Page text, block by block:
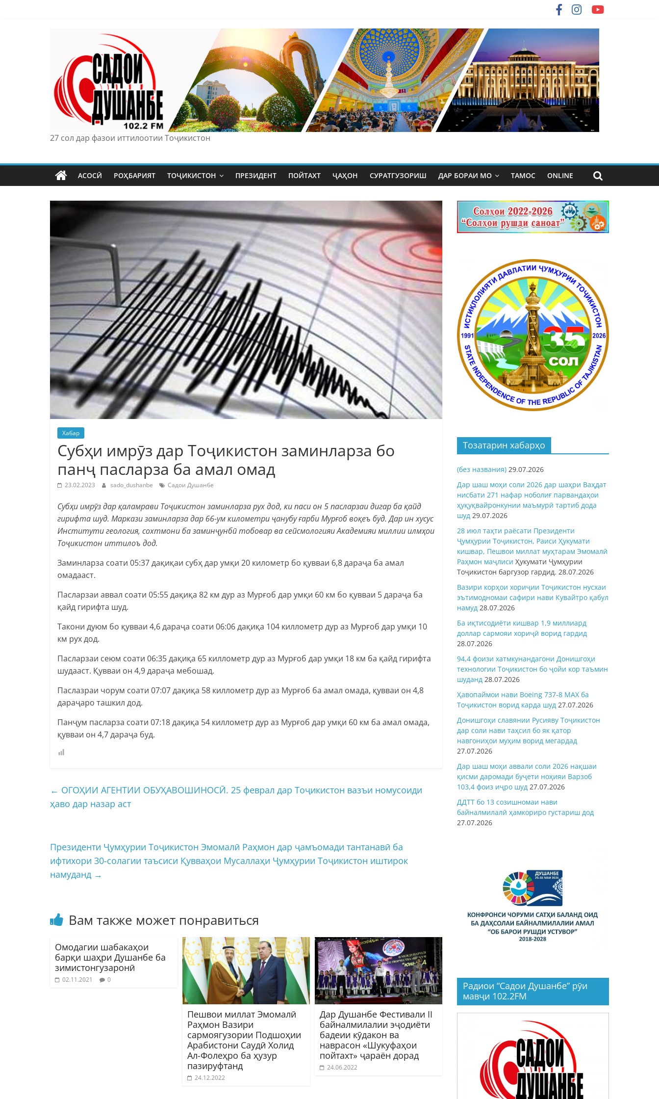
27 сол дар фазои иттилоотии Тоҷикистон
АСОСӢ РОҲБАРИЯТ ТОҶИКИСТОН ПРЕЗИДЕНТ ПОЙТАХТ ҶАҲОН СУРАТГУЗОРИШ ДАР БОРАИ МО ТАМОС ONLINE
Хабар
Субҳи имрӯз дар Тоҷикистон заминларза бо
панҷ пасларза ба амал омад
23.02.2023 sado_dushanbe Садои Душанбе
Субҳи имрӯз дар қаламрави Тоҷикистон заминларза рух дод, ки паси он 5 пасларзаи дигар ба қайд
гирифта шуд. Маркази заминларза дар 66-ум километри ҷанубу ғарби Мурғоб воқеъ буд. Дар ин хусус
Институти геология, сохтмони ба заминҷунбӣ тобовар ва сейсмологияи Академияи миллии илмҳои
Тоҷикистон иттилоъ дод.
Заминларза соати 05:37 дақиқаи субҳ дар умқи 20 километр бо қувваи 6,8 дараҷа ба амал
омадааст.
Пасларзаи аввал соати 05:55 дақиқа 82 км дур аз Мурғоб дар умқи 60 км бо қувваи 5 дараҷа ба
қайд гирифта шуд.
Такони дуюм бо қувваи 4,6 дараҷа соати 06:06 дақиқа 104 киллометр дур аз Мурғоб дар умқи 10
км рух дод.
Пасларзаи сеюм соати 06:35 дақиқа 65 киллометр дур аз Мурғоб дар умқи 18 км ба қайд гирифта
шудааст. Қувваи он 4,9 дараҷа мебошад.
Паслазраи чорум соати 07:07 дақиқа 58 киллометр дур аз Мурғоб ба амал омада, қувваи он 4,8
дараҷаро ташкил дод.
Панҷум пасларза соати 07:18 дақиқа 54 киллометр дур аз Мурғоб дар умқи 60 км ба амал омада,
қувваи он 4,7 дараҷа буд.
← ОГОҲИИ АГЕНТИИ ОБУҲАВОШИНОСӢ. 25 феврал дар Тоҷикистон вазъи номусоиди
ҳаво дар назар аст
Президенти Ҷумҳурии Тоҷикистон Эмомалӣ Раҳмон дар ҷамъомади тантанавӣ ба
ифтихори 30-солагии таъсиси Қувваҳои Мусаллаҳи Ҷумҳурии Тоҷикистон иштирок
намуданд →
Вам также может понравиться
Омодагии шабакаҳои
барқи шаҳри Душанбе ба
зимистонгузаронӣ
02.11.2021 0
Пешвои миллат Эмомалӣ
Раҳмон Вазири
сармоягузории Подшоҳии
Арабистони Саудӣ Холид
Ал-Фолеҳро ба ҳузур
пазируфтанд
24.12.2022
Дар Душанбе Фестивали II
байналмилалии эҷодиёти
бадеии кӯдакон ва
наврасон «Шукуфаҳои
пойтахт» ҷараён дорад
24.06.2022
Тозатарин хабарҳо
(без названия) 29.07.2026
Дар шаш моҳи соли 2026 дар шаҳри Ваҳдат
нисбати 271 нафар ноболиғ парвандаҳои
ҳуқуқвайронкунии маъмурӣ тартиб дода
шуд 29.07.2026
28 июл таҳти раёсати Президенти
Ҷумҳурии Тоҷикистон, Раиси Ҳукумати
кишвар, Пешвои миллат муҳтарам Эмомалӣ
Раҳмон маҷлиси Ҳукумати Ҷумҳурии
Тоҷикистон баргузор гардид. 28.07.2026
Вазири корҳои хориҷии Тоҷикистон нусхаи
эътимодномаи сафири нави Кувайтро қабул
намуд 28.07.2026
Ба иқтисодиёти кишвар 1,9 миллиард
доллар сармояи хориҷӣ ворид гардид
28.07.2026
94,4 фоизи хатмкунандагони Донишгоҳи
технологии Тоҷикистон бо ҷойи кор таъмин
шуданд 28.07.2026
Ҳавопаймои нави Boeing 737-8 MAX ба
Тоҷикистон ворид карда шуд 27.07.2026
Донишгоҳи славянии Русияву Тоҷикистон
дар соли нави таҳсил бо як қатор
навгониҳои муҳим ворид мегардад
27.07.2026
Дар шаш моҳи аввали соли 2026 нақшаи
қисми даромади буҷети ноҳияи Варзоб
103,4 фоиз иҷро шуд 27.07.2026
ДДТТ бо 13 созишномаи нави
байналмилалӣ ҳамкориро густариш дод
27.07.2026
Радиои “Садои Душанбе” рӯи
мавҷи 102.2FM